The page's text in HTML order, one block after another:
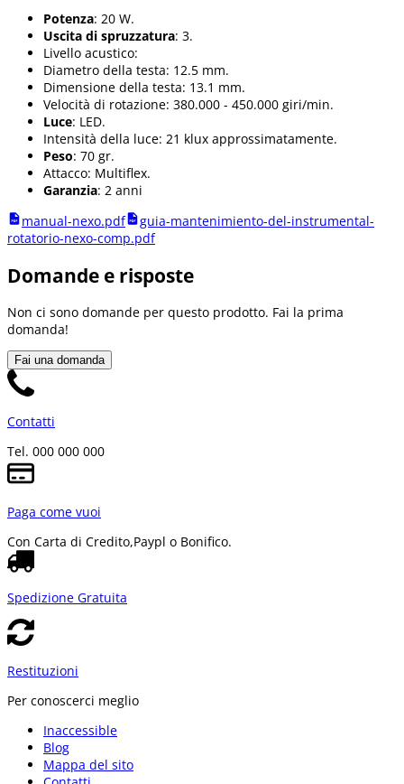
Potenza: 20 W.
Uscita di spruzzatura: 3.
Livello acustico:
Diametro della testa: 12.5 mm.
Dimensione della testa: 13.1 mm.
Velocità di rotazione: 380.000 - 450.000 giri/min.
Luce: LED.
Intensità della luce: 21 klux approssimatamente.
Peso: 70 gr.
Attacco: Multiflex.
Garanzia: 2 anni
manual-nexo.pdf
guia-mantenimiento-del-instrumental-
rotatorio-nexo-comp.pdf
Domande e risposte
Non ci sono domande per questo prodotto. Fai la prima
domanda!
Fai una domanda
Contatti
Tel. 000 000 000
Paga come vuoi
Con Carta di Credito,Paypl o Bonifico.
Spedizione Gratuita
Restituzioni
Per conoscerci meglio
Inaccessible
Blog
Mappa del sito